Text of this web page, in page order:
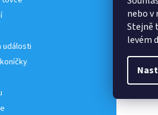
nebo v
Stejně
levém
události
197
Máte
na